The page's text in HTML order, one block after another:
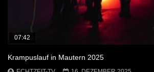
07:42
Krampuslauf in Mautern 2025